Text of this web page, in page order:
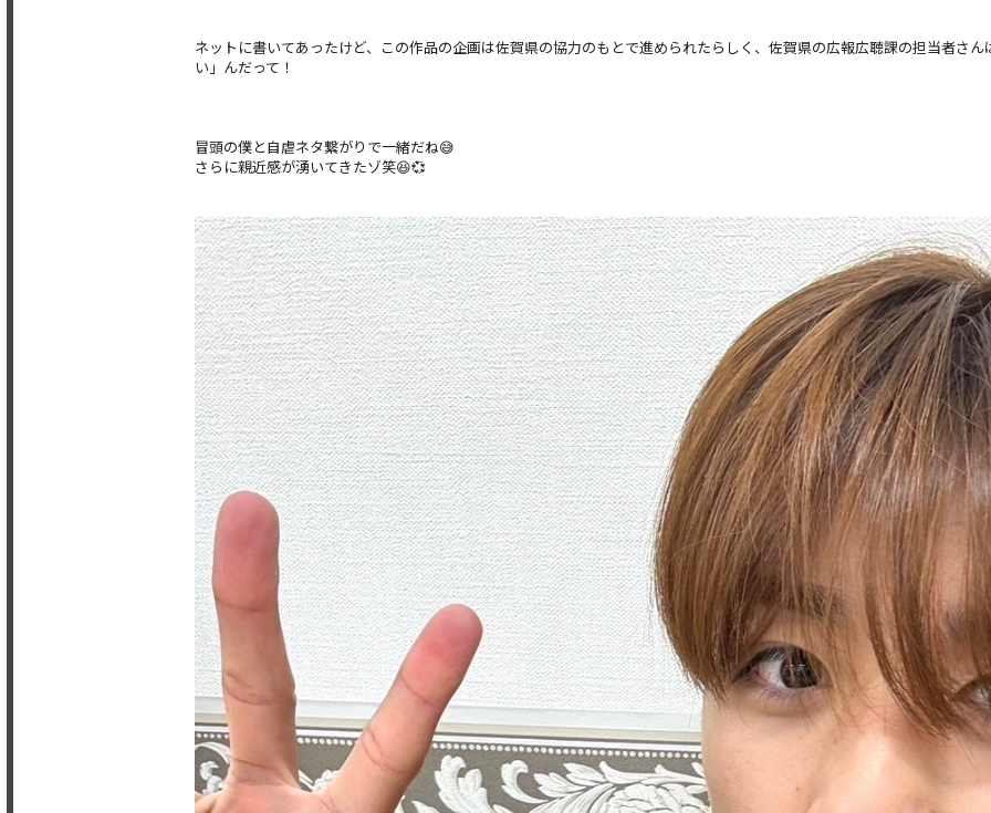
ネットに書いてあったけど、この作品の企画は佐賀県の協力のもとで進められたらしく、佐賀県の広報広聴課の担当者さ
い」んだって！
冒頭の僕と自虐ネタ繋がりで一緒だね😅
さらに親近感が湧いてきたゾ笑😆💞